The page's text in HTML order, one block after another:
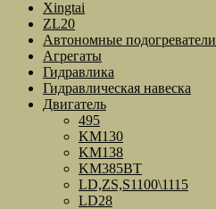
Xingtai
ZL20
Автономные подогреватели
Агрегаты
Гидравлика
Гидравлическая навеска
Двигатель
495
KM130
KM138
KM385BT
LD,ZS,S1100\1115
LD28